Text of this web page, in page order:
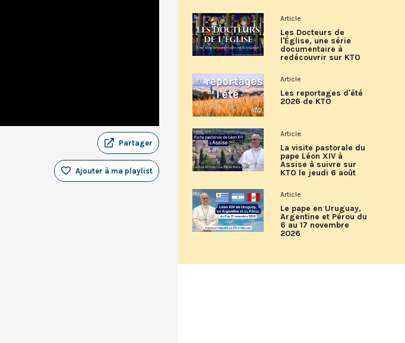
Partager
Ajouter à ma playlist
Article
Les Docteurs de
l'Église, une série
documentaire à
redécouvrir sur KTO
Article
Les reportages d'été
2026 de KTO
Article
La visite pastorale du
pape Léon XIV à
Assise à suivre sur
KTO le jeudi 6 août
Article
Le pape en Uruguay,
Argentine et Pérou du
6 au 17 novembre
2026